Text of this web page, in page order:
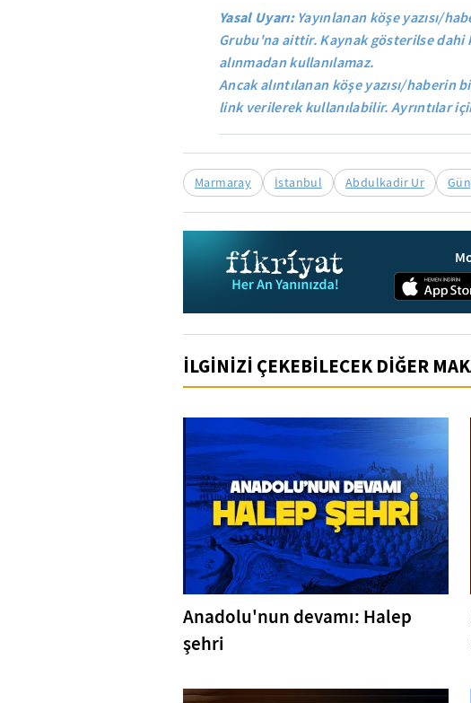
Yasal Uyarı:Yayınlanan köşe yazısı/
Grubu'na aittir. Kaynak gösterilse dahi
alınmadan kullanılamaz.
Ancak alıntılanan köşe yazısı/haberin
link verilerek kullanılabilir. Ayrıntılar
Marmaray İstanbul Abdulkadir Ur
İLGİNİZİ ÇEKEBİLECEK DİĞER
Anadolu'nun devamı: Halep
şehri